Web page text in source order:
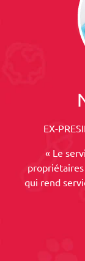
EX-
« Le
qui rend